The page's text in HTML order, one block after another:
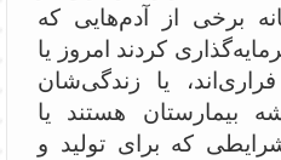
برخی از آدم‌هایی که
کردند امروز یا
یا زندگی‌شان
بیمارستان هستند یا
که برای تولید و